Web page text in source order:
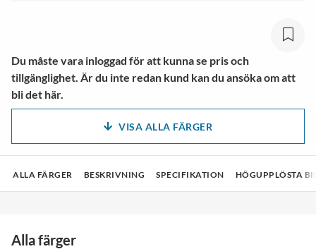
Du måste vara inloggad för att kunna se pris och
tillgänglighet. Är du inte redan kund kan du ansöka om att
bli det här.
VISA ALLA FÄRGER
ALLA FÄRGER BESKRIVNING SPECIFIKATION HÖGUPPLÖSTA
Alla färger